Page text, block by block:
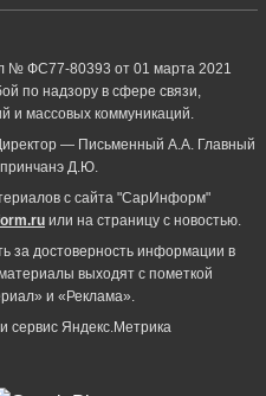
№ ФС77-80393 от 01 марта 2021
по надзору в сфере связи,
и массовых коммуникаций.
— Письменный А.А. Главный
Д.Ю.
с сайта "СарИнформ"
или на страницу с новостью.
за достоверность информации в
выходят с пометкой
и «Реклама».
сервиc Яндекс.Метрика